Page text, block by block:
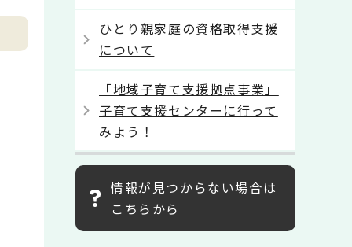
ひとり親家庭の資格取得支援
について
「地域子育て支援拠点事業」
子育て支援センターに行って
みよう！
情報が見つからない場合は
こちらから